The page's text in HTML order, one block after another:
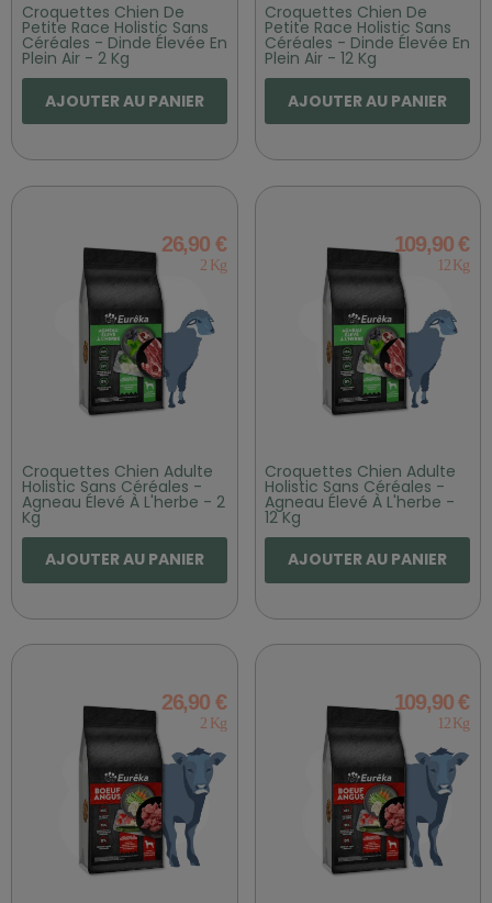
Croquettes Chien De
Petite Race Holistic Sans
Céréales - Dinde Élevée En
Plein Air - 2 Kg
AJOUTER AU PANIER
Croquettes Chien De
Petite Race Holistic Sans
Céréales - Dinde Élevée En
Plein Air - 12 Kg
AJOUTER AU PANIER
26,90 €
2 Kg
Croquettes Chien Adulte
Holistic Sans Céréales -
Agneau Élevé À L'herbe - 2
Kg
AJOUTER AU PANIER
109,90 €
12 Kg
Croquettes Chien Adulte
Holistic Sans Céréales -
Agneau Élevé À L'herbe -
12 Kg
AJOUTER AU PANIER
26,90 €
2 Kg
109,90 €
12 Kg